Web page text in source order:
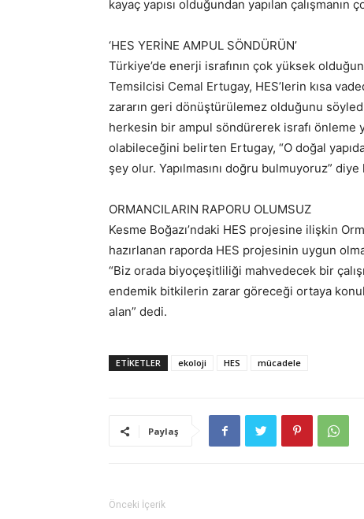
kayaç yapısı olduğundan yapılan
‘HES YERİNE AMPUL SÖNDÜRÜN’
Türkiye’de enerji israfının çok yüksek
Temsilcisi Cemal Ertugay, HES’lerin kısa
zararın geri dönüştürülemez olduğunu
herkesin bir ampul söndürerek israfı önleme
olabileceğini belirten Ertugay, “O doğal
şey olur. Yapılmasını doğru bulmuyoruz”
ORMANCILARIN RAPORU OLUMSUZ
Kesme Boğazı’ndaki HES projesine ilişkin
hazırlanan raporda HES projesinin uygun
“Biz orada biyoçeşitliliği mahvedecek bir
endemik bitkilerin zarar göreceği ortaya
alan” dedi.
ETIKETLER ekoloji HES mücadele
Paylaş
Önceki İçerik